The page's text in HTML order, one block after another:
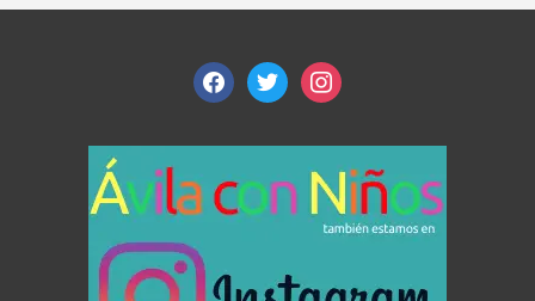
facebooktwitterinstagram